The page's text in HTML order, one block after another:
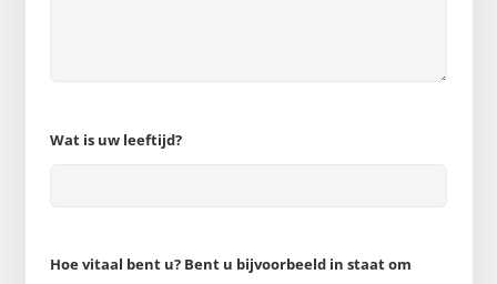
Wat is uw leeftijd?
Hoe vitaal bent u? Bent u bijvoorbeeld in staat om